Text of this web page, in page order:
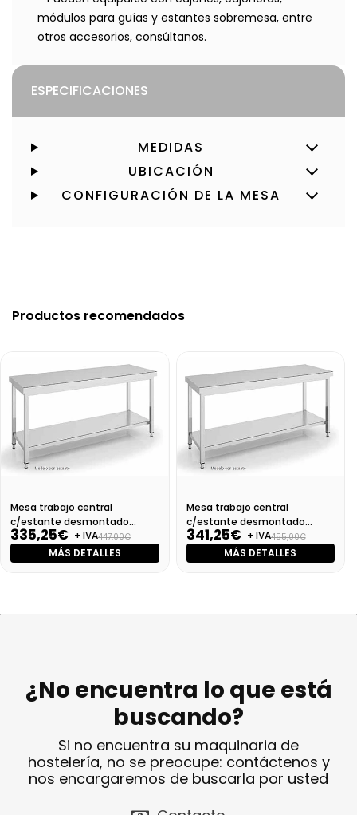
módulos para guías y estantes sobremesa, entre
otros accesorios, consúltanos.
ESPECIFICACIONES
MEDIDAS
UBICACIÓN
CONFIGURACIÓN DE LA MESA
Productos recomendados
Mesa trabajo central
c/estante desmontado
Dim:600X600X850 Mm
335,25€ + IVA447,00€
MÁS DETALLES
Mesa trabajo central
c/estante desmontado
Dim:700X600X850 Mm
341,25€ + IVA455,00€
MÁS DETALLES
¿No encuentra lo que está
buscando?
Si no encuentra su maquinaria de
hostelería, no se preocupe: contáctenos y
nos encargaremos de buscarla por usted